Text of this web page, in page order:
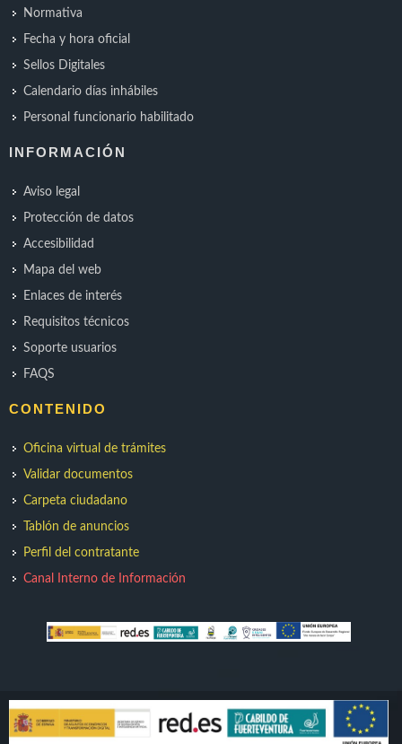
Normativa
Fecha y hora oficial
Sellos Digitales
Calendario días inhábiles
Personal funcionario habilitado
INFORMACIÓN
Aviso legal
Protección de datos
Accesibilidad
Mapa del web
Enlaces de interés
Requisitos técnicos
Soporte usuarios
FAQS
CONTENIDO
Oficina virtual de trámites
Validar documentos
Carpeta ciudadano
Tablón de anuncios
Perfil del contratante
Canal Interno de Información